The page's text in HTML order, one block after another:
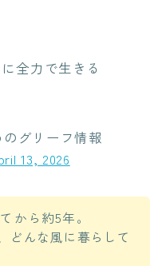
全力で生きる
グリーフ情報
13, 2026
から約5年。
どんな風に暮らして